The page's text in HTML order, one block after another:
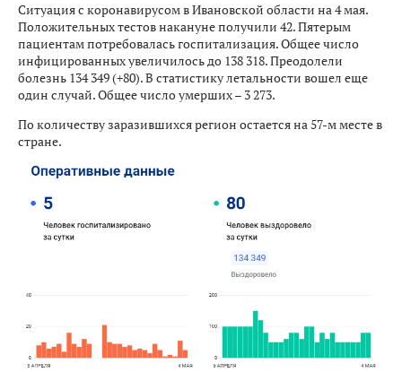
Ситуация с коронавирусом в Ивановской области на 4 мая.
Положительных тестов накануне получили 42. Пятерым
пациентам потребовалась госпитализация. Общее число
инфицированных увеличилось до 138 318. Преодолели
болезнь 134 349 (+80). В статистику летальности вошел еще
один случай. Общее число умерших – 3 273.
По количеству заразившихся регион остается на 57-м месте в
стране.